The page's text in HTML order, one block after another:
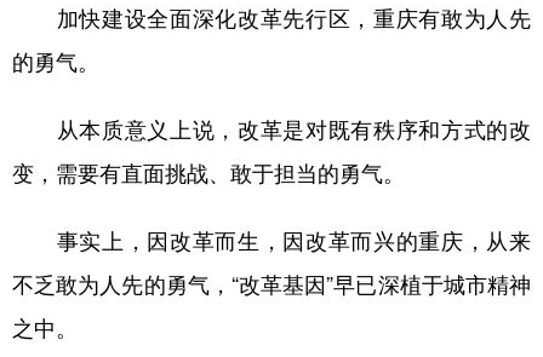
加快建设全面深化改革先行区，重庆有敢为人先
的勇气。
从本质意义上说，改革是对既有秩序和方式的改
变，需要有直面挑战、敢于担当的勇气。
事实上，因改革而生，因改革而兴的重庆，从来
不乏敢为人先的勇气，“改革基因”早已深植于城市精神
之中。